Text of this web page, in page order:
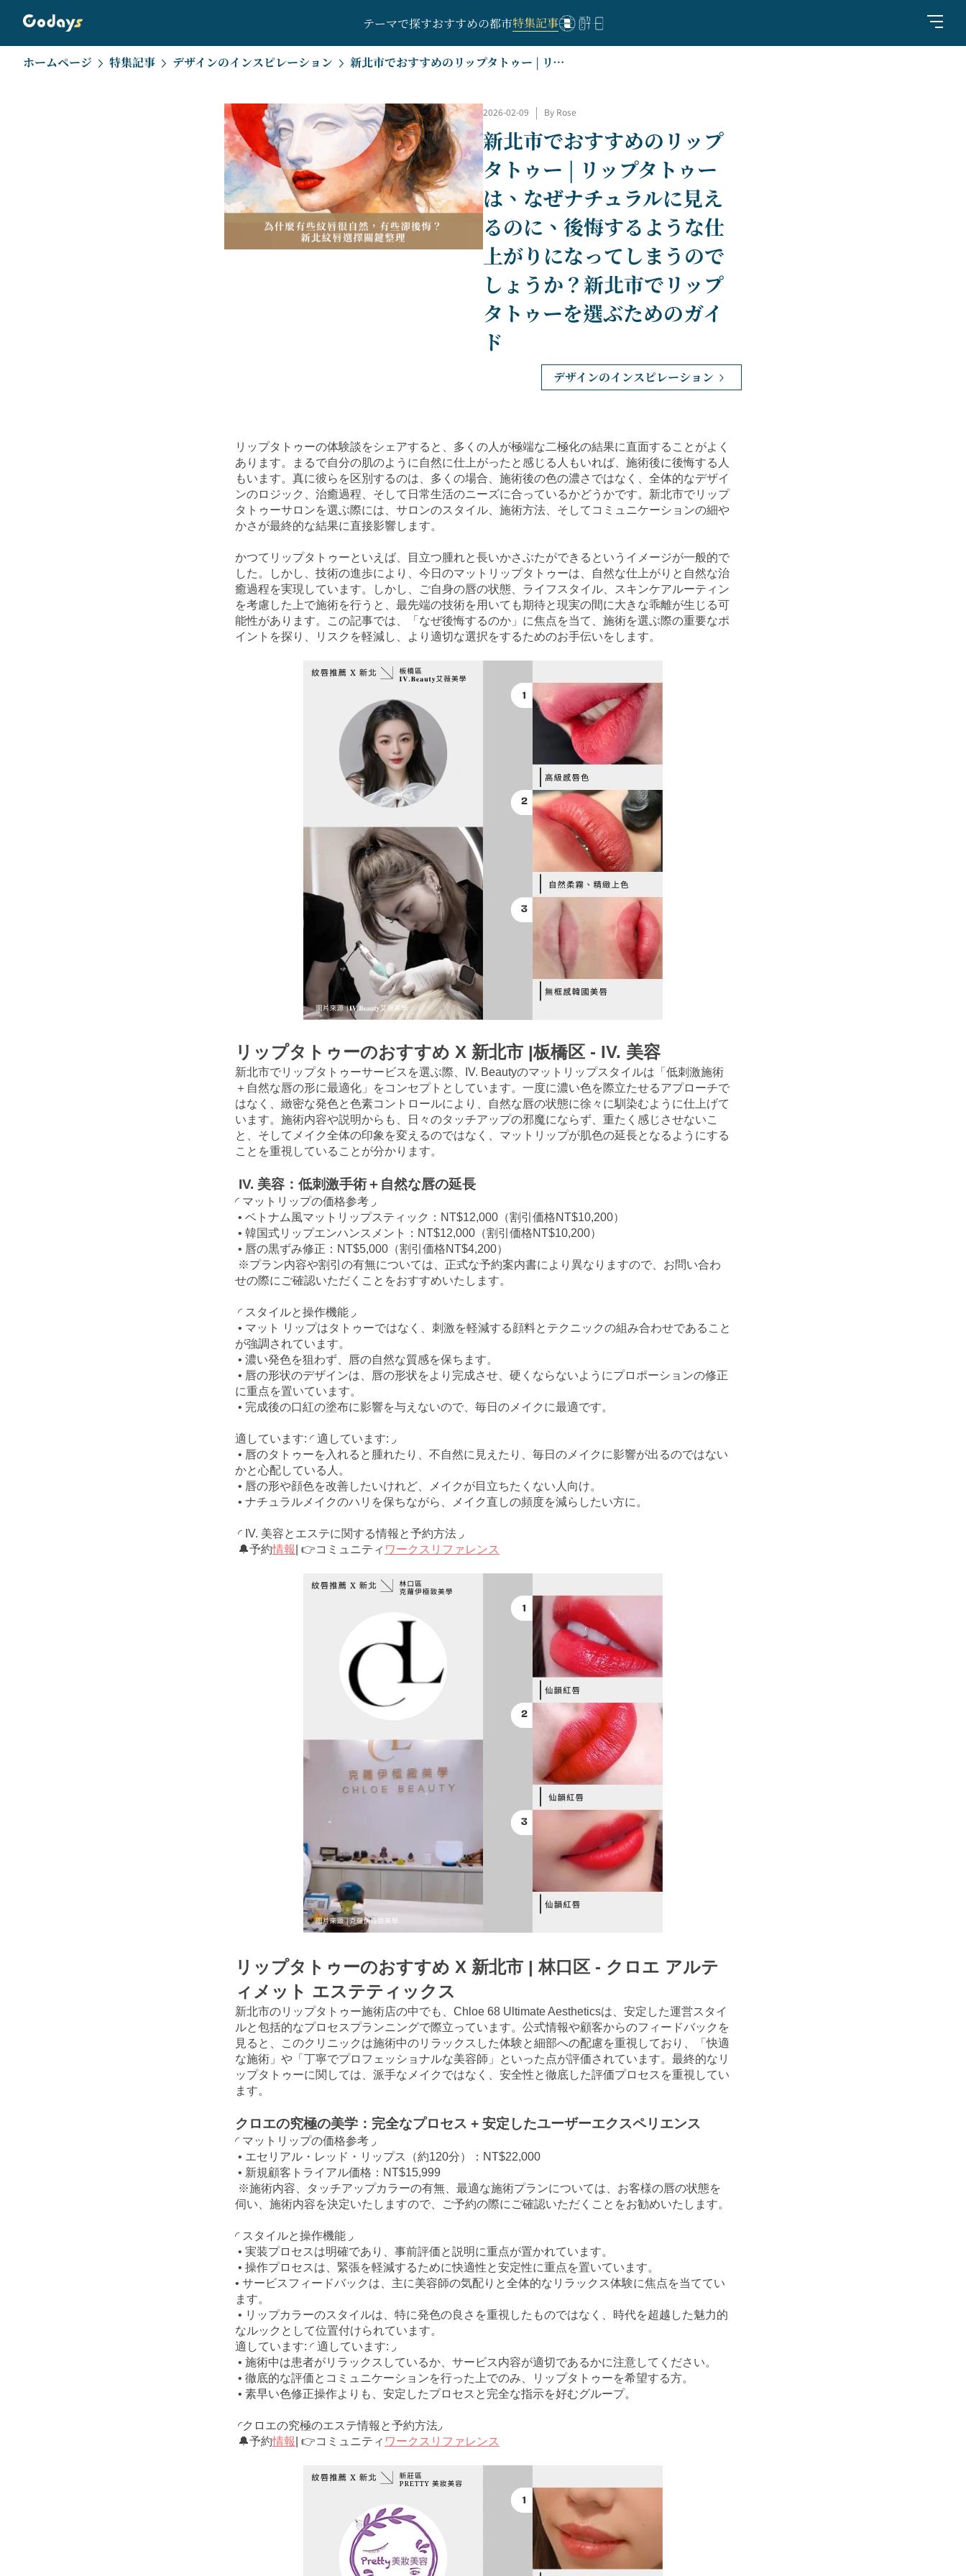
テーマで探すおすすめの都市特集記事
ホームページ 特集記事 デザインのインスピレーション 新北市でおすすめのリップタトゥー | リップタトゥーは、なぜナチュラルに見えるのに、後悔するような仕上がりになってしまうのでしょうか？新北市でリップタトゥーを選ぶためのガイド
2026-02-09 By Rose
新北市でおすすめのリップ
タトゥー | リップタトゥー
は、なぜナチュラルに見え
るのに、後悔するような仕
上がりになってしまうので
しょうか？新北市でリップ
タトゥーを選ぶためのガイ
ド
デザインのインスピレーション
リップタトゥーの体験談をシェアすると、多くの人が極端な二極化の結果に直面することがよく
あります。まるで自分の肌のように自然に仕上がったと感じる人もいれば、施術後に後悔する人
もいます。真に彼らを区別するのは、多くの場合、施術後の色の濃さではなく、全体的なデザイ
ンのロジック、治癒過程、そして日常生活のニーズに合っているかどうかです。新北市でリップ
タトゥーサロンを選ぶ際には、サロンのスタイル、施術方法、そしてコミュニケーションの細や
かさが最終的な結果に直接影響します。
かつてリップタトゥーといえば、目立つ腫れと長いかさぶたができるというイメージが一般的で
した。しかし、技術の進歩により、今日のマットリップタトゥーは、自然な仕上がりと自然な治
癒過程を実現しています。しかし、ご自身の唇の状態、ライフスタイル、スキンケアルーティン
を考慮した上で施術を行うと、最先端の技術を用いても期待と現実の間に大きな乖離が生じる可
能性があります。この記事では、「なぜ後悔するのか」に焦点を当て、施術を選ぶ際の重要なポ
イントを探り、リスクを軽減し、より適切な選択をするためのお手伝いをします。
リップタトゥーのおすすめ X 新北市 |板橋区 - IV. 美容
新北市でリップタトゥーサービスを選ぶ際、IV. Beautyのマットリップスタイルは「低刺激施術
＋自然な唇の形に最適化」をコンセプトとしています。一度に濃い色を際立たせるアプローチで
はなく、緻密な発色と色素コントロールにより、自然な唇の状態に徐々に馴染むように仕上げて
います。施術内容や説明からも、日々のタッチアップの邪魔にならず、重たく感じさせないこ
と、そしてメイク全体の印象を変えるのではなく、マットリップが肌色の延長となるようにする
ことを重視していることが分かります。
IV. 美容：低刺激手術＋自然な唇の延長
◜ マットリップの価格参考 ◞
• ベトナム風マットリップスティック：NT$12,000（割引価格NT$10,200）
• 韓国式リップエンハンスメント：NT$12,000（割引価格NT$10,200）
• 唇の黒ずみ修正：NT$5,000（割引価格NT$4,200）
※プラン内容や割引の有無については、正式な予約案内書により異なりますので、お問い合わ
せの際にご確認いただくことをおすすめいたします。
◜ スタイルと操作機能 ◞
• マット リップはタトゥーではなく、刺激を軽減する顔料とテクニックの組み合わせであること
が強調されています。
• 濃い発色を狙わず、唇の自然な質感を保ちます。
• 唇の形状のデザインは、唇の形状をより完成させ、硬くならないようにプロポーションの修正
に重点を置いています。
• 完成後の口紅の塗布に影響を与えないので、毎日のメイクに最適です。
適しています: ◜ 適しています: ◞
• 唇のタトゥーを入れると腫れたり、不自然に見えたり、毎日のメイクに影響が出るのではない
かと心配している人。
• 唇の形や顔色を改善したいけれど、メイクが目立ちたくない人向け。
• ナチュラルメイクのハリを保ちながら、メイク直しの頻度を減らしたい方に。
◜ IV. 美容とエステに関する情報と予約方法 ◞
🔔予約情報 | 👉コミュニティ ワークスリファレンス
リップタトゥーのおすすめ X 新北市 | 林口区 - クロエ アルテ
ィメット エステティックス
新北市のリップタトゥー施術店の中でも、Chloe 68 Ultimate Aestheticsは、安定した運営スタイ
ルと包括的なプロセスプランニングで際立っています。公式情報や顧客からのフィードバックを
見ると、このクリニックは施術中のリラックスした体験と細部への配慮を重視しており、「快適
な施術」や「丁寧でプロフェッショナルな美容師」といった点が評価されています。最終的なリ
ップタトゥーに関しては、派手なメイクではなく、安全性と徹底した評価プロセスを重視してい
ます。
クロエの究極の美学：完全なプロセス + 安定したユーザーエクスペリエンス
◜ マットリップの価格参考 ◞
• エセリアル・レッド・リップス（約120分）：NT$22,000
• 新規顧客トライアル価格：NT$15,999
※施術内容、タッチアップカラーの有無、最適な施術プランについては、お客様の唇の状態を
伺い、施術内容を決定いたしますので、ご予約の際にご確認いただくことをお勧めいたします。
◜ スタイルと操作機能 ◞
• 実装プロセスは明確であり、事前評価と説明に重点が置かれています。
• 操作プロセスは、緊張を軽減するために快適性と安定性に重点を置いています。
• サービスフィードバックは、主に美容師の気配りと全体的なリラックス体験に焦点を当ててい
ます。
• リップカラーのスタイルは、特に発色の良さを重視したものではなく、時代を超越した魅力的
なルックとして位置付けられています。
適しています: ◜ 適しています: ◞
• 施術中は患者がリラックスしているか、サービス内容が適切であるかに注意してください。
• 徹底的な評価とコミュニケーションを行った上でのみ、リップタトゥーを希望する方。
• 素早い色修正操作よりも、安定したプロセスと完全な指示を好むグループ。
◜クロエの究極のエステ情報と予約方法◞
🔔予約情報 | 👉コミュニティ ワークスリファレンス